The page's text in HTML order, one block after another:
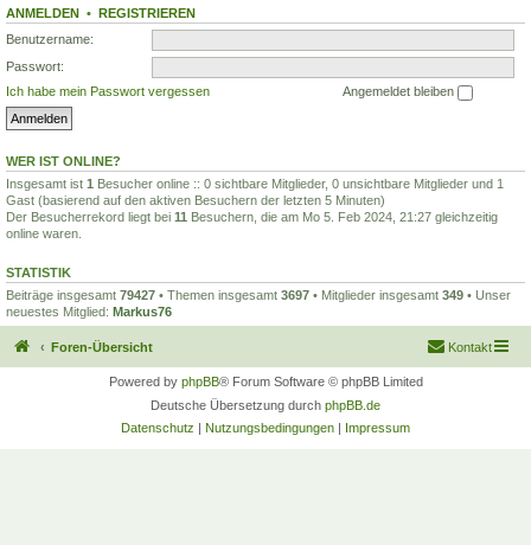
ANMELDEN • REGISTRIEREN
Benutzername:
Passwort:
Ich habe mein Passwort vergessen
Angemeldet bleiben
WER IST ONLINE?
Insgesamt ist 1 Besucher online :: 0 sichtbare Mitglieder, 0 unsichtbare Mitglieder und 1
Gast (basierend auf den aktiven Besuchern der letzten 5 Minuten)
Der Besucherrekord liegt bei 11 Besuchern, die am Mo 5. Feb 2024, 21:27 gleichzeitig
online waren.
STATISTIK
Beiträge insgesamt 79427 • Themen insgesamt 3697 • Mitglieder insgesamt 349 • Unser
neuestes Mitglied: Markus76
Foren-Übersicht Kontakt
Powered by phpBB® Forum Software © phpBB Limited
Deutsche Übersetzung durch phpBB.de
Datenschutz | Nutzungsbedingungen | Impressum